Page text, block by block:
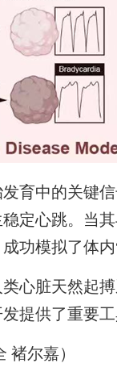
中的关键信
定心跳。当
功模拟了体
脏天然起搏
提供了重要工
尔嘉）